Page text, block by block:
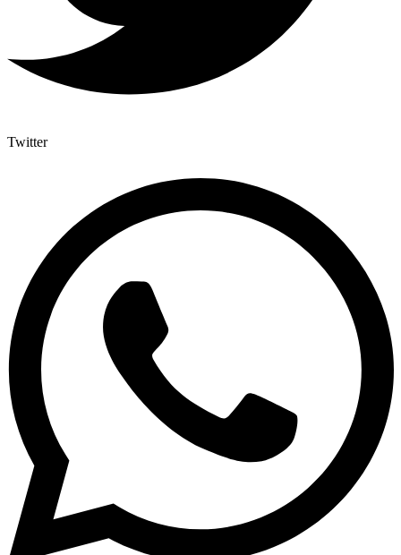
Twitter